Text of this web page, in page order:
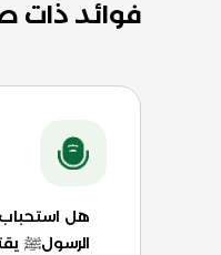
فوائد ذات
هل استحباب
الرسولﷺ